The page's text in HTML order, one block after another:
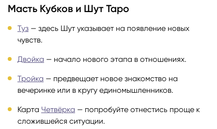
Масть Кубков и Шут Таро
Туз — здесь Шут указывает на появление новых
чувств.
Двойка — начало нового этапа в отношениях.
Тройка — предвещает новое знакомство на
вечеринке или в кругу единомышленников.
Карта Четвёрка — попробуйте отнестись проще к
сложившейся ситуации.